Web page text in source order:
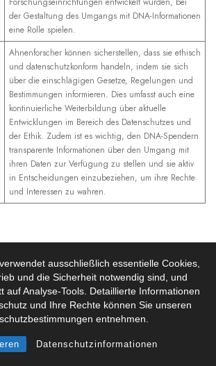
ausschließlich essentielle Cookies,
und die Sicherheit notwendig sind, und
auf Analyse-Tools. Detaillierte Informationen
und Ihre Rechte können Sie unseren
entnehmen.
Datenschutzinformationen
der Gestaltung des Umgangs mit DNA-Informationen
eine Rolle spielen.
Ahnenforscher können sicherstellen, dass sie ethisch
und datenschutzkonform handeln, indem sie sich
über die einschlägigen Gesetze, Regelungen und
Bestimmungen informieren. Dies umfasst auch eine
kontinuierliche Weiterbildung über aktuelle
Entwicklungen im Bereich des Datenschutzes und
der Ethik. Zudem ist es wichtig, den DNA-Spendern
transparente Informationen über den Umgang mit
ihren Daten zur Verfügung zu stellen und sie aktiv
in Entscheidungen einzubeziehen, um ihre Rechte
und Interessen zu wahren.
lässt sich sagen, dass der Umgang mit
für Ahnenforscher ethische Fragen und
aufwirft. Es ist wichtig, dass die
dem fundierten Verständnis und Respekt
und Selbstbestimmung der genetischen